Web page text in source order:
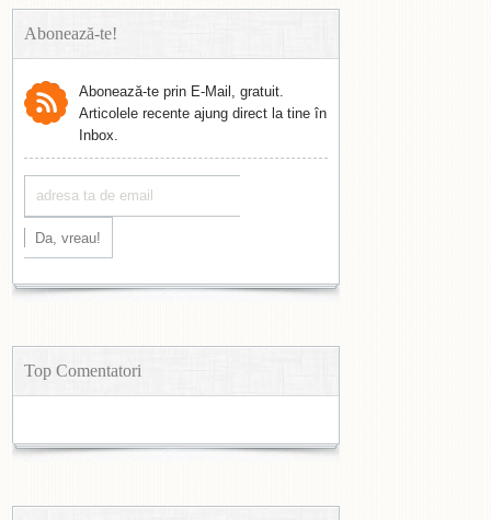
Abonează-te!
Abonează-te prin E-Mail, gratuit.
Articolele recente ajung direct la tine în
Inbox.
Top Comentatori